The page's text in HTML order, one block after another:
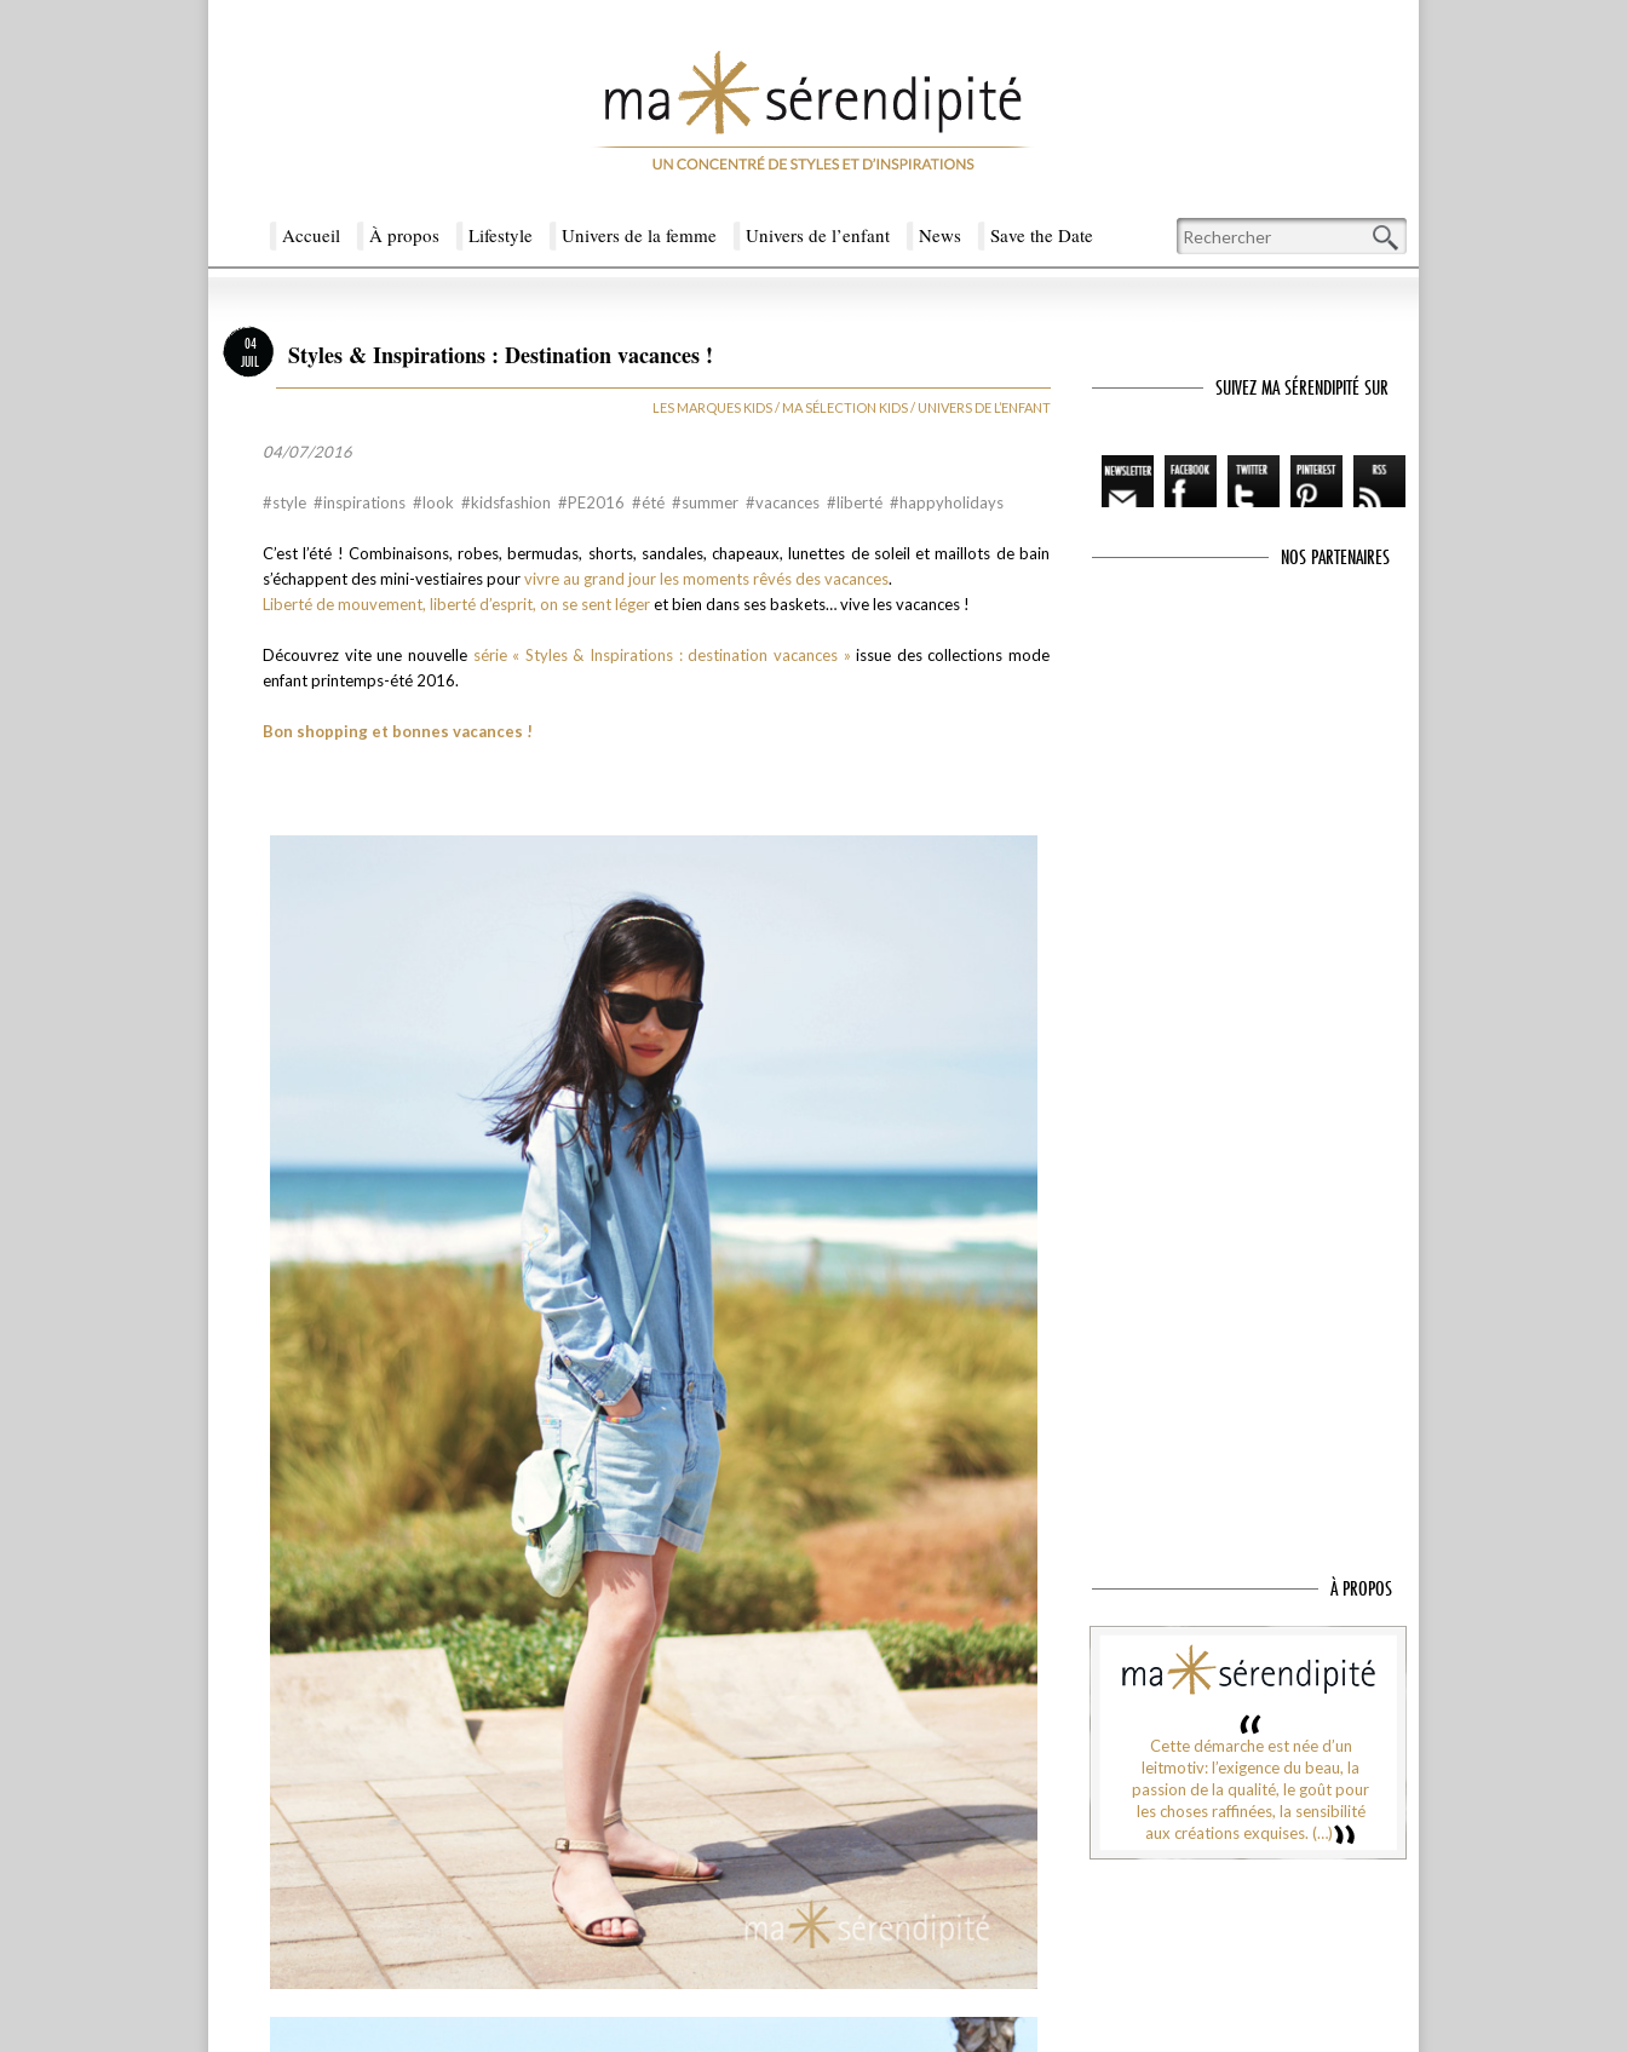
Aller au contenu principal
Aller au contenu secondaire
Accueil À propos Lifestyle Univers de la femme Univers de l’enfant News Save the Date Recherche
04
JUIL
Styles & Inspirations : Destination vacances !
LES MARQUES KIDS/ MA SÉLECTION KIDS/ UNIVERS DE L’ENFANT
04/07/2016
#style #inspirations #look #kidsfashion #PE2016 #été #summer #vacances #liberté #happyholidays
C’est l’été ! Combinaisons, robes, bermudas, shorts, sandales, chapeaux, lunettes de soleil et maillots de bain
s’échappent des mini-vestiaires pourvivre au grand jour les moments rêvés des vacances.
Liberté de mouvement, liberté d’esprit, on se sent légeret bien dans ses baskets… vive les vacances !
Découvrez vite une nouvelle série « Styles & Inspirations : destination vacances » issue des collections mode
enfant printemps-été 2016.
Bon shopping et bonnes vacances !
SUIVEZ MA SÉRENDIPITÉ SUR
NOS PARTENAIRES
À PROPOS
Cette démarche est née d’un
leitmotiv: l’exigence du beau, la
passion de la qualité, le goût pour
les choses raffinées, la sensibilité
aux créations exquises. (…)